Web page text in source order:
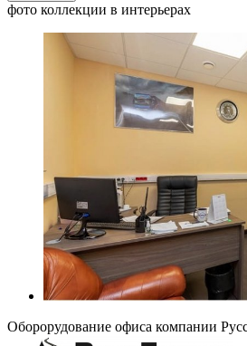
фото коллекции в интерьерах
Оборорудование офиса компании